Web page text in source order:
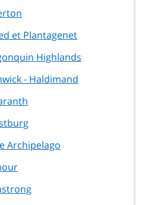
et Plantagenet
Highlands
- Haldimand
Archipelago